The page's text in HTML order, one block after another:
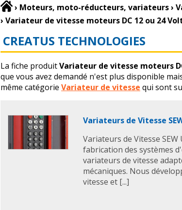
› Moteurs, moto-réducteurs, variateurs›
› Variateur de vitesse moteurs DC 12 ou 24
CREATUS TECHNOLOGIES
La fiche produitVariateur de vitesse moteurs DC
que vous avez demandé n'est plus disponible
même catégorie Variateur de vitesse qui sont
Variateurs de Vitesse
Variateurs de Vitesse SEW
fabrication des systèmes
variateurs de vitesse
mécaniques. Nous
vitesse et [...]